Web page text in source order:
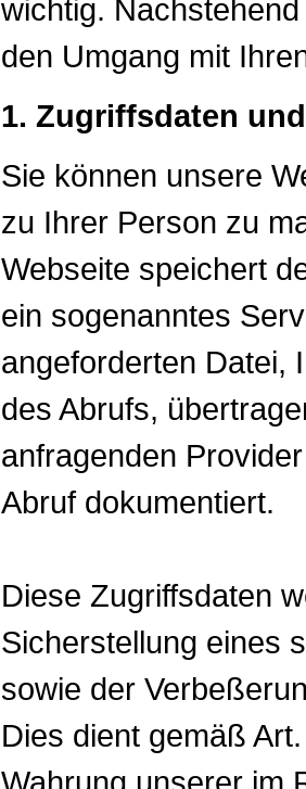
wichtig.
den Umgang mit
1. Zugriffsdaten
Sie können unsere
zu Ihrer Person zu
Webseite speichert
ein sogenanntes
angeforderten Datei,
des Abrufs,
anfragenden
Abruf dokumentiert.
Diese Zugriffsdaten
Sicherstellung eines
sowie der
Dies dient gemäß